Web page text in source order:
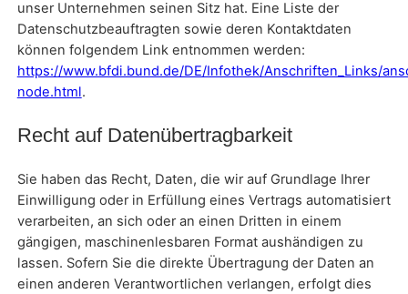
unser Unternehmen seinen Sitz hat. Eine Liste der
Datenschutzbeauftragten sowie deren Kontaktdaten
können folgendem Link entnommen werden:
https://www.bfdi.bund.de/DE/Infothek/Anschriften_Links/
node.html.
Recht auf Datenübertragbarkeit
Sie haben das Recht, Daten, die wir auf Grundlage Ihrer
Einwilligung oder in Erfüllung eines Vertrags automatisiert
verarbeiten, an sich oder an einen Dritten in einem
gängigen, maschinenlesbaren Format aushändigen zu
lassen. Sofern Sie die direkte Übertragung der Daten an
einen anderen Verantwortlichen verlangen, erfolgt dies